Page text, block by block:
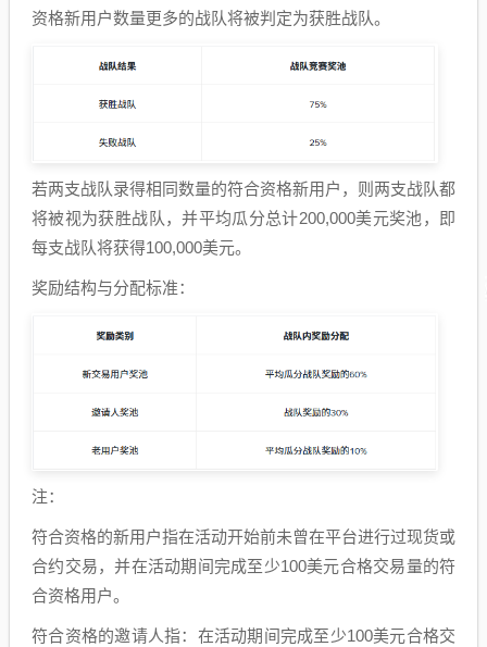
资格新用户数量更多的战队将被判定为获胜战队。
若两支战队录得相同数量的符合资格新用户，则两支战队都
将被视为获胜战队，并平均瓜分总计200,000美元奖池，即
每支战队将获得100,000美元。
奖励结构与分配标准：
注：
符合资格的新用户指在活动开始前未曾在平台进行过现货或
合约交易，并在活动期间完成至少100美元合格交易量的符
合资格用户。
符合资格的邀请人指：在活动期间完成至少100美元合格交